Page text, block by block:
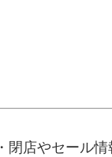
閉店やセール